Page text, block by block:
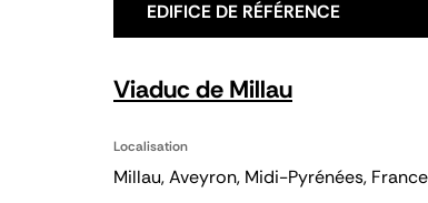
EDIFICE DE RÉFÉRENCE
Viaduc de Millau
Localisation
Millau, Aveyron, Midi-Pyrénées, France